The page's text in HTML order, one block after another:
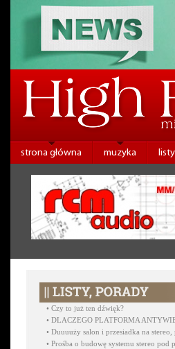
strona główna muzyka
• Czy to już ten dźwięk?
• DLACZEGO PLATFORMA
• Duuuuży salon i przesiadka na stereo,
• Prośba o budowę systemu stereo pod